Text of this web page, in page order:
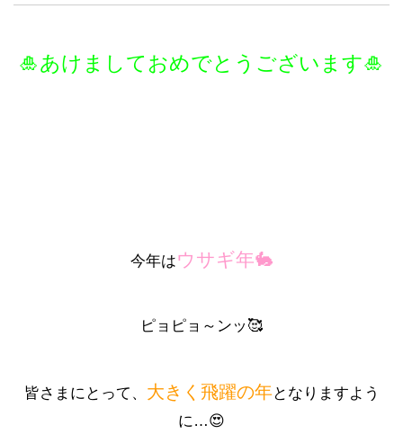
🎍あけましておめでとうございます🎍
今年はウサギ年🐇
ピョピョ～ンッ🥰
皆さまにとって、 大きく飛躍の年となりますよう
に…😍